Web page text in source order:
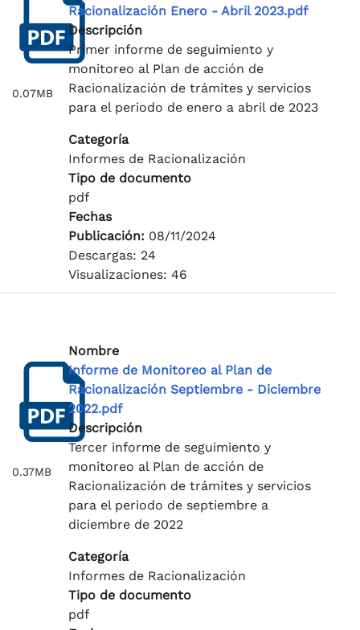
0.07MB
Racionalización Enero - Abril 2023.pdf
Descripción
Primer informe de seguimiento y
monitoreo al Plan de acción de
Racionalización de trámites y servicios
para el periodo de enero a abril de 2023
Categoría
Informes de Racionalización
Tipo de documento
pdf
Fechas
Publicación: 08/11/2024
Descargas: 24
Visualizaciones: 46
0.37MB
Nombre
Informe de Monitoreo al Plan de
Racionalización Septiembre - Diciembre
2022.pdf
Descripción
Tercer informe de seguimiento y
monitoreo al Plan de acción de
Racionalización de trámites y servicios
para el periodo de septiembre a
diciembre de 2022
Categoría
Informes de Racionalización
Tipo de documento
pdf